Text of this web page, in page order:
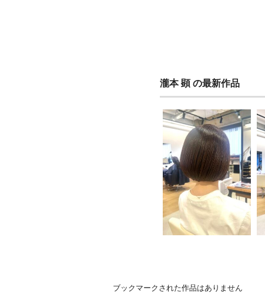
瀧本 顕 の最新作品
ブックマークされた作品はありません